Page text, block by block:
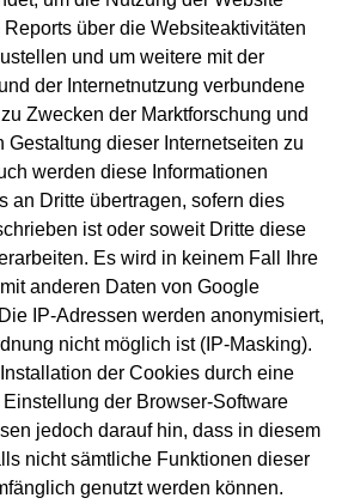
über die Websiteaktivitäten
und um weitere mit der
der Internetnutzung verbundene
Zwecken der Marktforschung und
Gestaltung dieser Internetseiten zu
werden diese Informationen
an Dritte übertragen, sofern dies
ist oder soweit Dritte diese
Es wird in keinem Fall Ihre
mit anderen Daten von Google
IP-Adressen werden anonymisiert,
nicht möglich ist (IP-Masking).
der Cookies durch eine
der Browser-Software
jedoch darauf hin, dass in diesem
nicht sämtliche Funktionen dieser
genutzt werden können.